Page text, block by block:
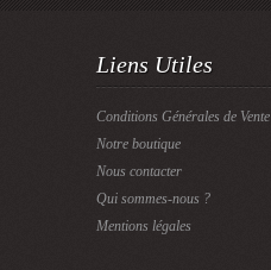
Liens Utiles
Conditions Générales de Vente
Notre boutique
Nous contacter
Qui sommes-nous ?
Mentions légales